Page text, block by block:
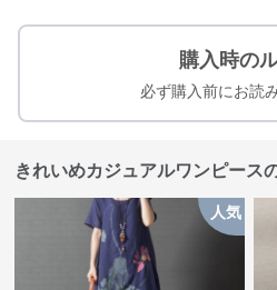
購入時の
必ず購入前にお読
きれいめカジュアルワンピース
人気